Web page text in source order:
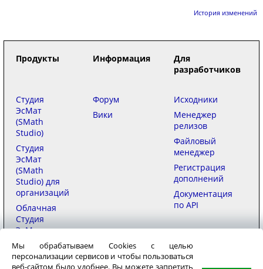
Мы обрабатываем Cookies с целью
персонализации сервисов и чтобы пользоваться
веб-сайтом было удобнее. Вы можете запретить
История изменений
Продукты Информация
Для
разработчиков
Студия
ЭсМат
(SMath
Studio)
Студия
ЭсМат
(SMath
Studio) для
организаций
Облачная
Студия
ЭсМат
(SMath
Studio)
Форум
Вики
Исходники
Менеджер
релизов
Файловый
менеджер
Регистрация
дополнений
Документация
по API